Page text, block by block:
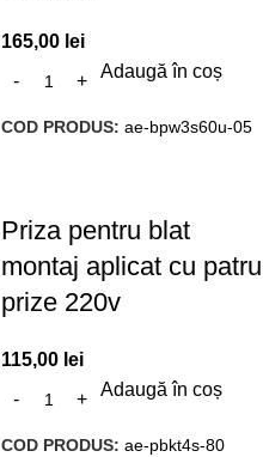
165,00 lei
Adaugă în coș
COD PRODUS: ae-bpw3s60u-05
Priza pentru blat
montaj aplicat cu patru
prize 220v
115,00 lei
Adaugă în coș
COD PRODUS: ae-pbkt4s-80